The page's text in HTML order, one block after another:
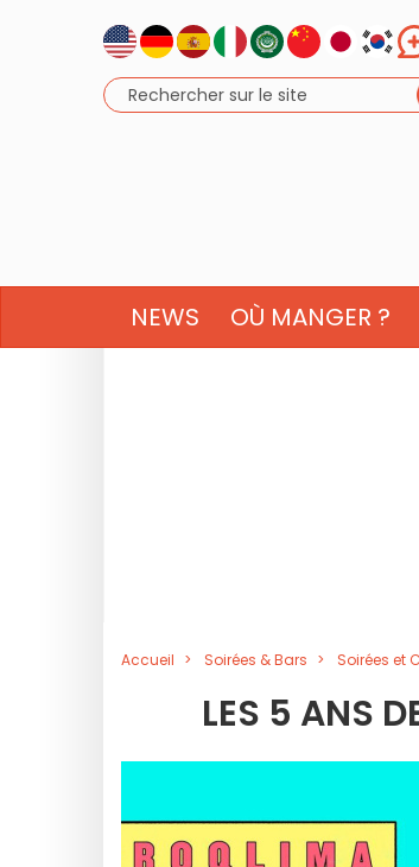
NEWS OÙ MANGER ?
Accueil Soirées & Bars Soirées et
LES 5 ANS